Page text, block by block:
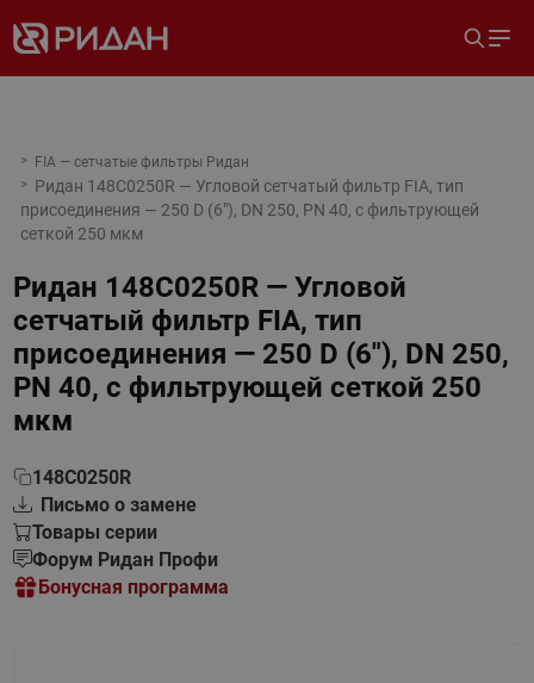
FIA — сетчатые фильтры Ридан
Ридан 148C0250R — Угловой сетчатый фильтр FIA, тип
присоединения — 250 D (6"), DN 250, PN 40, c фильтрующей
сеткой 250 мкм
Ридан 148C0250R — Угловой
сетчатый фильтр FIA, тип
присоединения — 250 D (6"), DN 250,
PN 40, c фильтрующей сеткой 250
мкм
148C0250R
Письмо о замене
Товары серии
Форум Ридан Профи
Бонусная программа